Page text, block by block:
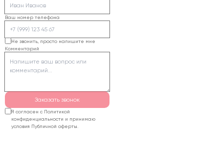
Ваш номер телефона
Не звонить, просто напишите мне
Комментарий
Заказать звонок
Я согласен с Политикой
конфиденциальности и принимаю
условия Публичной оферты.